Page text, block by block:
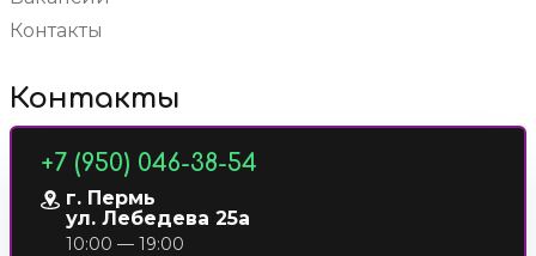
Контакты
Контакты
+7 (950) 046-38-54
г. Пермь
ул. Лебедева 25а
10:00 — 19:00